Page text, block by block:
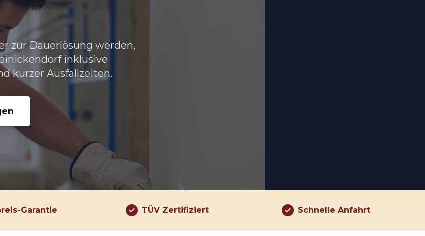
zur Dauerlösung werden,
inklusive
kurzer Ausfallzeiten.
Garantie TÜV Zertifiziert Schnelle Anfahrt